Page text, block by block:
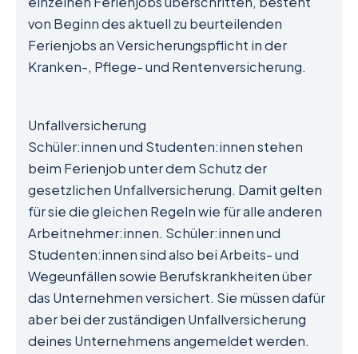
von Beginn des aktuell zu beurteilenden
Ferienjobs an Versicherungspflicht in der
Kranken-, Pflege- und Rentenversicherung.
Unfallversicherung
Schüler:innen und Studenten:innen stehen
beim Ferienjob unter dem Schutz der
gesetzlichen Unfallversicherung. Damit gelten
für sie die gleichen Regeln wie für alle anderen
Arbeitnehmer:innen. Schüler:innen und
Studenten:innen sind also bei Arbeits- und
Wegeunfällen sowie Berufskrankheiten über
das Unternehmen versichert. Sie müssen dafür
aber bei der zuständigen Unfallversicherung
deines Unternehmens angemeldet werden.